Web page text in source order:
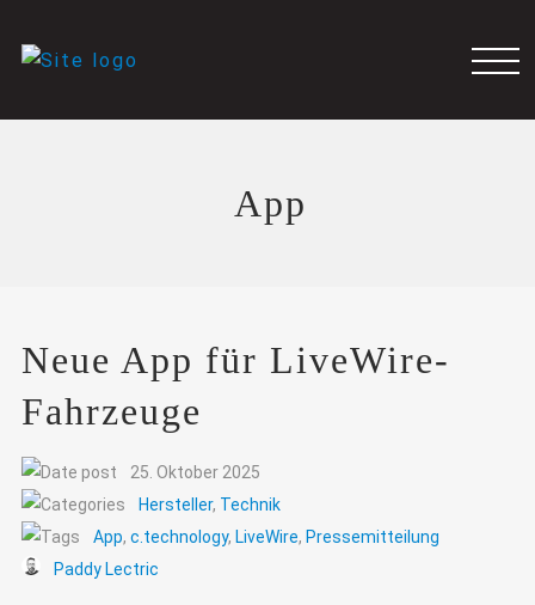
App
Neue App für LiveWire-
Fahrzeuge
25. Oktober 2025
Hersteller, Technik
App, c.technology, LiveWire, Pressemitteilung
Paddy Lectric